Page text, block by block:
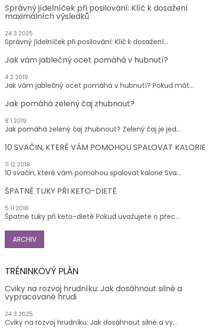
Správný jídelníček při posilování: Klíč k dosažení
maximálních výsledků
24.3.2025
Správný jídelníček při posilování: Klíč k dosažení...
Jak vám jablečný ocet pomáhá v hubnutí?
4.2.2019
Jak vám jablečný ocet pomáhá v hubnutí? Pokud mát...
Jak pomáhá zelený čaj zhubnout?
8.1.2019
Jak pomáhá zelený čaj zhubnout? Zelený čaj je jed...
10 SVAČIN, KTERÉ VÁM POMOHOU SPALOVAT KALORIE
11.12.2018
10 svačin, které vám pomohou spalovat kalorie Sva...
ŠPATNÉ TUKY PŘI KETO-DIETĚ
5.11.2018
Špatné tuky při keto-dietě Pokud uvažujete o přec...
ARCHIV
TRÉNINKOVÝ PLÁN
Cviky na rozvoj hrudníku: Jak dosáhnout silné a
vypracované hrudi
24.3.2025
Cviky na rozvoj hrudníku: Jak dosáhnout silné a vy...